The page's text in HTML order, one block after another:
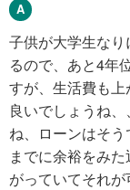
子供が大学生な
るので、あと4年
すが、生活費も
良いでしょうね
ね、ローンはそ
までに余裕をみ
がっていてそれが